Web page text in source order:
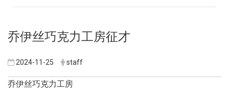
乔伊丝巧克力工房征才
2024-11-25 staff
乔伊丝巧克力工房